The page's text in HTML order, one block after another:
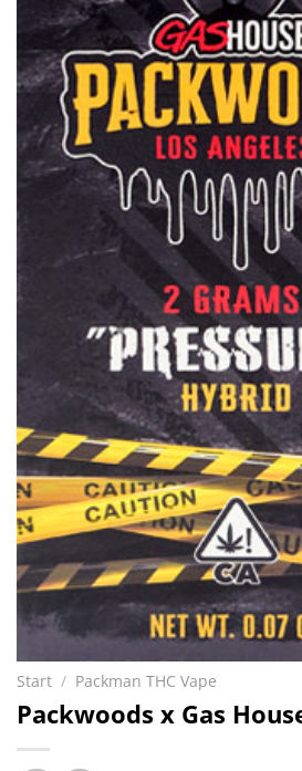
Start / Packman THC Vape
Packwoods x Gas